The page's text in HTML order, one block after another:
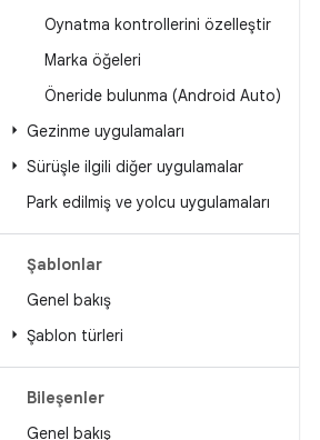
Oynatma kontrollerini özelleştir
Marka öğeleri
Öneride bulunma (Android Auto)
Gezinme uygulamaları
Sürüşle ilgili diğer uygulamalar
Park edilmiş ve yolcu uygulamaları
Şablonlar
Genel bakış
Şablon türleri
Bileşenler
Genel bakış